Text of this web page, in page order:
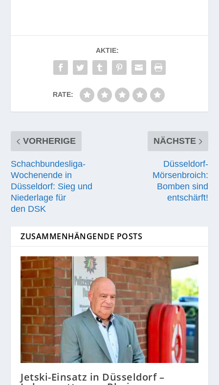
AKTIE:
RATE:
VORHERIGE
Schachbundesliga-
Wochenende in
Düsseldorf: Sieg und
Niederlage für
den DSK
NÄCHSTE
Düsseldorf-
Mörsenbroich:
Bomben sind
entschärft!
ZUSAMMENHÄNGENDE POSTS
Jetski-Einsatz in Düsseldorf –